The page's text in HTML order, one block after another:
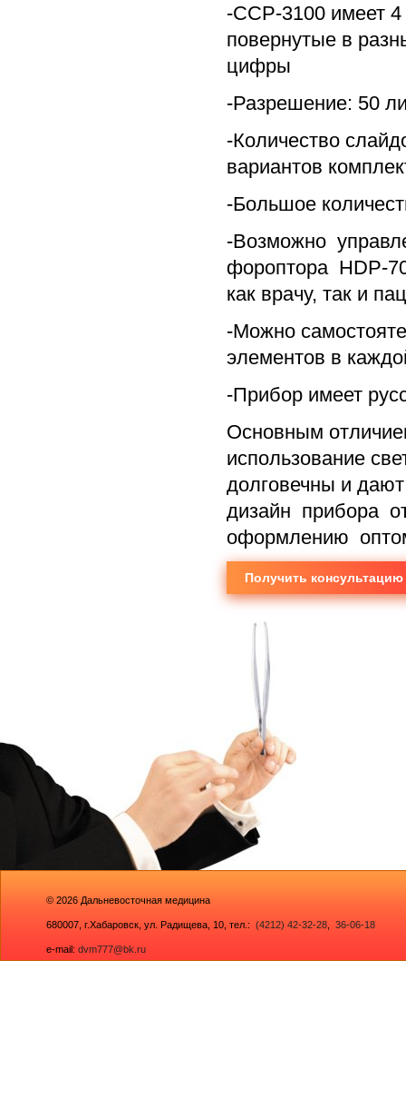
-ССР-3100 имеет 4
повернутые в
цифры
-Разрешение: 50
-Количество
вариантов
-Большое
-Возможно
фороптора HDP-
как врачу, так и
-Можно
элементов в
-Прибор имеет
Основным
использование
долговечны и
дизайн прибора
оформлению
Получить консультацию
© 2026 Дальневосточная медицина
680007, г.Хабаровск, ул. Радищева, 10 , тел.: (4212) 42-32-28 36-06-18
e-mail: dvm777@bk.ru